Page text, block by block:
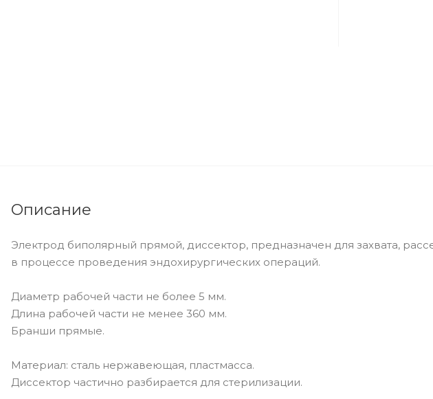
Описание
Электрод биполярный прямой, диссектор, предназначен для захвата,
в процессе проведения эндохирургических операций.
Диаметр рабочей части не более 5 мм.
Длина рабочей части не менее 360 мм.
Бранши прямые.
Материал: сталь нержавеющая, пластмасса.
Диссектор частично разбирается для стерилизации.